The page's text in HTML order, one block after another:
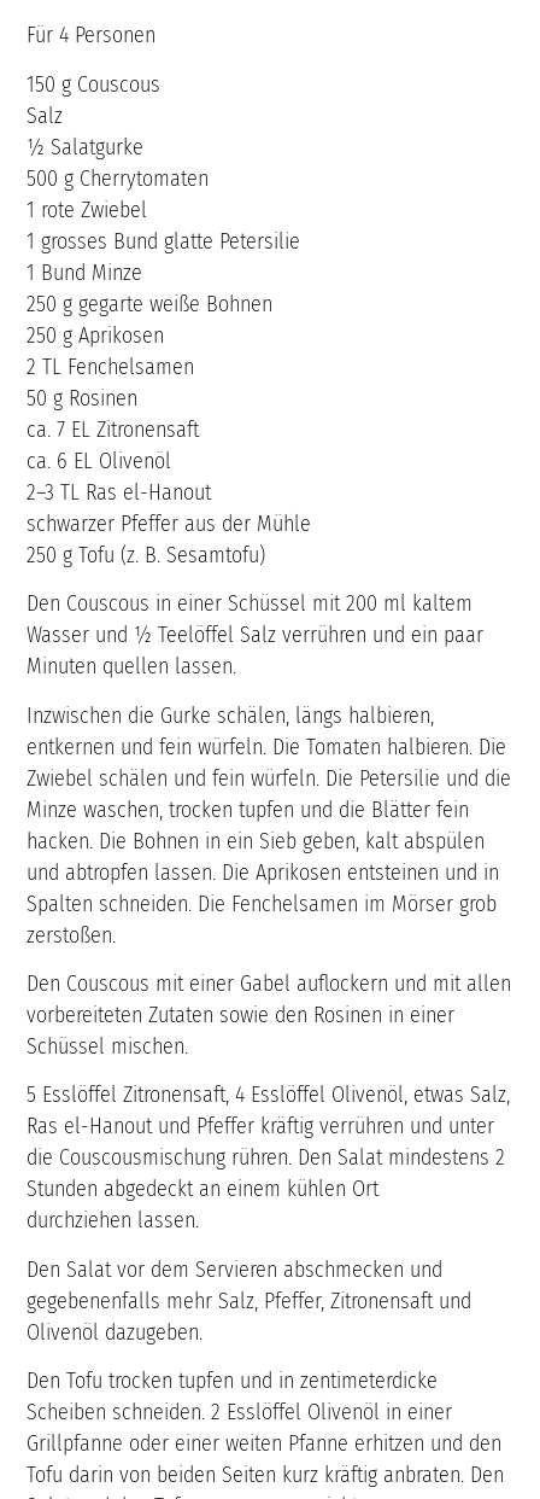
Für 4 Personen
150 g Couscous
Salz
½ Salatgurke
500 g Cherrytomaten
1 rote Zwiebel
1 grosses Bund glatte Petersilie
1 Bund Minze
250 g gegarte weiße Bohnen
250 g Aprikosen
2 TL Fenchelsamen
50 g Rosinen
ca. 7 EL Zitronensaft
ca. 6 EL Olivenöl
2–3 TL Ras el-Hanout
schwarzer Pfeffer aus der Mühle
250 g Tofu (z. B. Sesamtofu)
Den Couscous in einer Schüssel mit 200 ml kaltem
Wasser und ½ Teelöffel Salz verrühren und ein paar
Minuten quellen lassen.
Inzwischen die Gurke schälen, längs halbieren,
entkernen und fein würfeln. Die Tomaten halbieren. Die
Zwiebel schälen und fein würfeln. Die Petersilie und die
Minze waschen, trocken tupfen und die Blätter fein
hacken. Die Bohnen in ein Sieb geben, kalt abspülen
und abtropfen lassen. Die Aprikosen entsteinen und in
Spalten schneiden. Die Fenchelsamen im Mörser grob
zerstoßen.
Den Couscous mit einer Gabel auflockern und mit allen
vorbereiteten Zutaten sowie den Rosinen in einer
Schüssel mischen.
5 Esslöffel Zitronensaft, 4 Esslöffel Olivenöl, etwas Salz,
Ras el-Hanout und Pfeffer kräftig verrühren und unter
die Couscousmischung rühren. Den Salat mindestens 2
Stunden abgedeckt an einem kühlen Ort
durchziehen lassen.
Den Salat vor dem Servieren abschmecken und
gegebenenfalls mehr Salz, Pfeffer, Zitronensaft und
Olivenöl dazugeben.
Den Tofu trocken tupfen und in zentimeterdicke
Scheiben schneiden. 2 Esslöffel Olivenöl in einer
Grillpfanne oder einer weiten Pfanne erhitzen und den
Tofu darin von beiden Seiten kurz kräftig anbraten. Den